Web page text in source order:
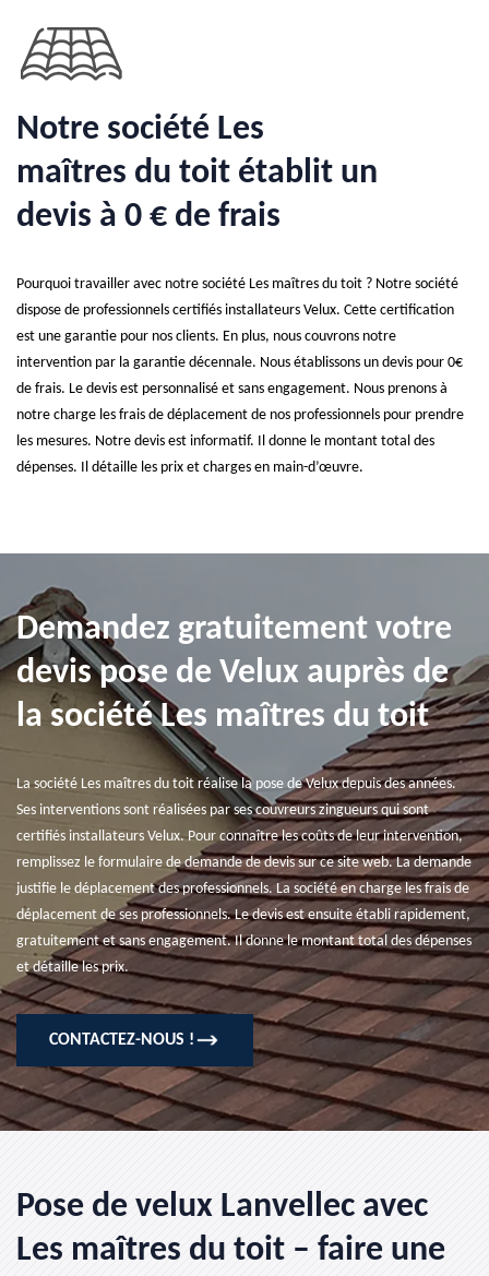
Notre société Les
maîtres du toit établit un
devis à 0 € de frais
Pourquoi travailler avec notre société Les maîtres du toit ? Notre société
dispose de professionnels certifiés installateurs Velux. Cette certification
est une garantie pour nos clients. En plus, nous couvrons notre
intervention par la garantie décennale. Nous établissons un devis pour 0€
de frais. Le devis est personnalisé et sans engagement. Nous prenons à
notre charge les frais de déplacement de nos professionnels pour prendre
les mesures. Notre devis est informatif. Il donne le montant total des
dépenses. Il détaille les prix et charges en main-d’œuvre.
Demandez gratuitement votre
devis pose de Velux auprès de
la société Les maîtres du toit
La société Les maîtres du toit réalise la pose de Velux depuis des années.
Ses interventions sont réalisées par ses couvreurs zingueurs qui sont
certifiés installateurs Velux. Pour connaître les coûts de leur intervention,
remplissez le formulaire de demande de devis sur ce site web. La demande
justifie le déplacement des professionnels. La société en charge les frais de
déplacement de ses professionnels. Le devis est ensuite établi rapidement,
gratuitement et sans engagement. Il donne le montant total des dépenses
et détaille les prix.
CONTACTEZ-NOUS !
Pose de velux Lanvellec avec
Les maîtres du toit – faire une